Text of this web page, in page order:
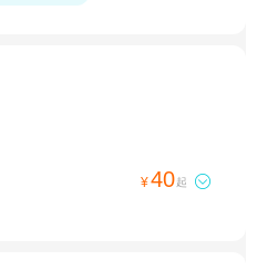
¥40起 